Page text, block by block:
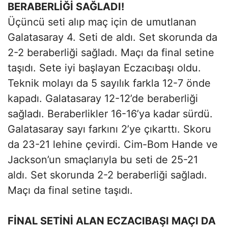
BERABERLİĞİ SAĞLADI!
Üçüncü seti alıp maç için de umutlanan
Galatasaray 4. Seti de aldı. Set skorunda da
2-2 beraberliği sağladı. Maçı da final setine
taşıdı. Sete iyi başlayan Eczacıbaşı oldu.
Teknik molayı da 5 sayılık farkla 12-7 önde
kapadı. Galatasaray 12-12’de beraberliği
sağladı. Beraberlikler 16-16’ya kadar sürdü.
Galatasaray sayı farkını 2’ye çıkarttı. Skoru
da 23-21 lehine çevirdi. Cim-Bom Hande ve
Jackson’un smaçlarıyla bu seti de 25-21
aldı. Set skorunda 2-2 beraberliği sağladı.
Maçı da final setine taşıdı.
FİNAL SETİNİ ALAN ECZACIBAŞI MAÇI DA